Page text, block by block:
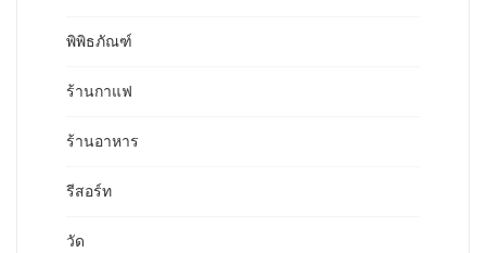
พิพิธภัณฑ์
ร้านกาแฟ
ร้านอาหาร
รีสอร์ท
วัด